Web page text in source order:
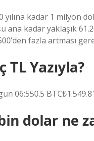
yılına kadar 1 milyon
ana kadar yaklaşık
fazla artması
TL Yazıyla?
06:550.5
dolar ne